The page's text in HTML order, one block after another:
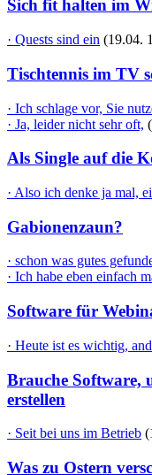
Sich fit halten im
· Quests sind ein (19.04.
Tischtennis im TV
· Ich schlage vor, Sie
· Ja, leider nicht sehr oft,
Als Single auf die
· Also ich denke ja mal,
Gabionenzaun?
· schon was gutes
· Ich habe eben einfach
Software für
· Heute ist es wichtig,
Brauche Software,
erstellen
· Seit bei uns im Betrieb
Was zu Ostern